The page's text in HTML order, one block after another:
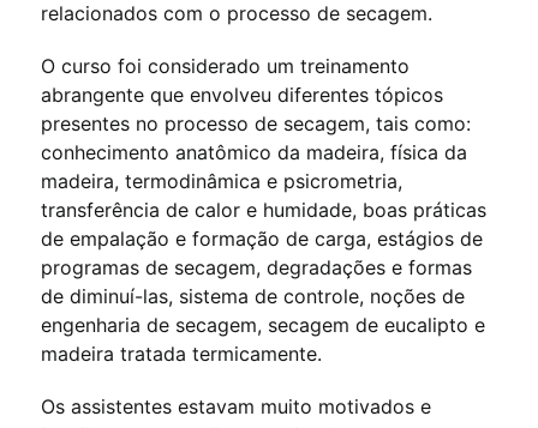
relacionados com o processo de secagem.
O curso foi considerado um treinamento
abrangente que envolveu diferentes tópicos
presentes no processo de secagem, tais como:
conhecimento anatômico da madeira, física da
madeira, termodinâmica e psicrometria,
transferência de calor e humidade, boas práticas
de empalação e formação de carga, estágios de
programas de secagem, degradações e formas
de diminuí-las, sistema de controle, noções de
engenharia de secagem, secagem de eucalipto e
madeira tratada termicamente.
Os assistentes estavam muito motivados e